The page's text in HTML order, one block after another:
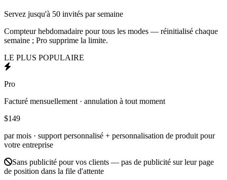
Servez jusqu'à 50 invités par semaine
Compteur hebdomadaire pour tous les modes — réinitialisé chaque
semaine ; Pro supprime la limite.
LE PLUS POPULAIRE
Pro
Facturé mensuellement · annulation à tout moment
$149
par mois · support personnalisé + personnalisation de produit pour
votre entreprise
Sans publicité pour vos clients — pas de publicité sur leur page
de position dans la file d'attente